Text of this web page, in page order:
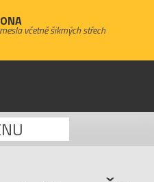
včetně šikmých střech